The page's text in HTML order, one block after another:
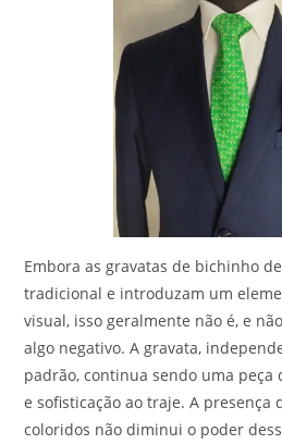
Embora as gravatas de bichinho
tradicional e introduzam um
visual, isso geralmente não é, e
algo negativo. A gravata,
padrão, continua sendo uma peça
e sofisticação ao traje. A presença
coloridos não diminui o poder